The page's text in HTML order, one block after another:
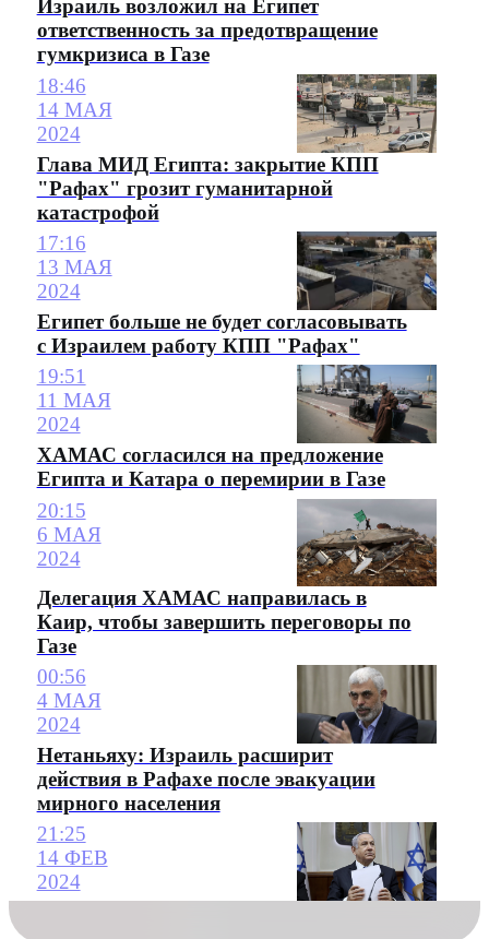
Израиль возложил на Египет
ответственность за предотвращение
гумкризиса в Газе
18:46
14 МАЯ
2024
Глава МИД Египта: закрытие КПП
"Рафах" грозит гуманитарной
катастрофой
17:16
13 МАЯ
2024
Египет больше не будет согласовывать
с Израилем работу КПП "Рафах"
19:51
11 МАЯ
2024
ХАМАС согласился на предложение
Египта и Катара о перемирии в Газе
20:15
6 МАЯ
2024
Делегация ХАМАС направилась в
Каир, чтобы завершить переговоры по
Газе
00:56
4 МАЯ
2024
Нетаньяху: Израиль расширит
действия в Рафахе после эвакуации
мирного населения
21:25
14 ФЕВ
2024